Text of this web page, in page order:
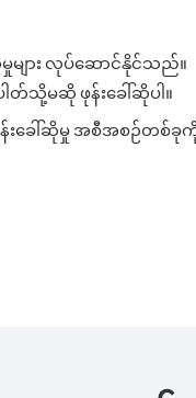
များ လုပ်ဆောင်နိုင်သည်။
တ်သို့မဆို ဖုန်းခေါ်ဆိုပါ။
းခေါ်ဆိုမှု အစီအစဉ်တစ်ခု